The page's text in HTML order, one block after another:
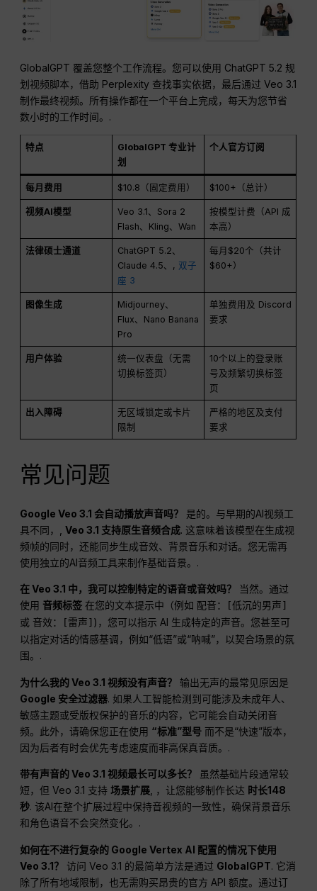
GlobalGPT 覆盖您整个工作流程。您可以使用 ChatGPT 5.2 规
划视频脚本，借助 Perplexity 查找事实依据，最后通过 Veo 3.1
制作最终视频。所有操作都在一个平台上完成，每天为您节省
数小时的工作时间。.
特点
GlobalGPT 专业计
划
个人官方订阅
每月费用 $10.8（固定费用） $100+（总计）
视频AI模型
Veo 3.1、Sora 2
Flash、Kling、Wan
按模型计费（API 成
本高）
法律硕士通道
ChatGPT 5.2、
Claude 4.5、, 双子
座 3
每月$20个（共计
$60+）
图像生成
Midjourney、
Flux、Nano Banana
Pro
单独费用及 Discord
要求
用户体验
统一仪表盘（无需
切换标签页）
10个以上的登录账
号及频繁切换标签
页
出入障碍
无区域锁定或卡片
限制
严格的地区及支付
要求
常见问题
Google Veo 3.1 会自动播放声音吗？
是的。与早期的AI视频工
具不同，,Veo 3.1 支持原生音频合成. 这意味着该模型在生成视
频帧的同时，还能同步生成音效、背景音乐和对话。您无需再
使用独立的AI音频工具来制作基础音景。.
在 Veo 3.1 中，我可以控制特定的语音或音效吗？
当然。通过
使用 音频标签 在您的文本提示中（例如 配音：[低沉的男声]
或 音效：[雷声] )，您可以指示 AI 生成特定的声音。您甚至可
以指定对话的情感基调，例如“低语”或“呐喊”，以契合场景的氛
围。.
为什么我的 Veo 3.1 视频没有声音？
输出无声的最常见原因是
Google 安全过滤器. 如果人工智能检测到可能涉及未成年人、
敏感主题或受版权保护的音乐的内容，它可能会自动关闭音
频。此外，请确保您正在使用 “标准”型号 而不是“快速”版本，
因为后者有时会优先考虑速度而非高保真音质。.
带有声音的 Veo 3.1 视频最长可以多长？
虽然基础片段通常较
短，但 Veo 3.1 支持场景扩展 , ，让您能够制作长达 时长148
秒. 该AI在整个扩展过程中保持音视频的一致性，确保背景音乐
和角色语音不会突然变化。.
如何在不进行复杂的 Google Vertex AI 配置的情况下使用
Veo 3.1？
访问 Veo 3.1 的最简单方法是通过 GlobalGPT. 它消
除了所有地域限制，也无需购买昂贵的官方 API 额度。通过订